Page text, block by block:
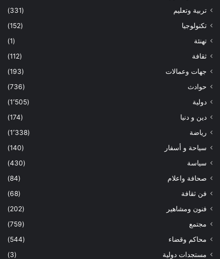
تربية وتعليم
(331)
تكنولوجيا
(152)
تهنئة
(1)
ثقافة
(112)
جهات وعمالات
(193)
حوادث
(736)
دولية
(1٬505)
دين و دنيا
(174)
رياضة
(1٬338)
سياحة و أسفار
(140)
سياسة
(430)
صحافة واعلام
(84)
فن ثقافة
(68)
فنون ومشاهير
(202)
مجتمع
(759)
محاكم وقضاء
(544)
مستجدات دولية
(3)